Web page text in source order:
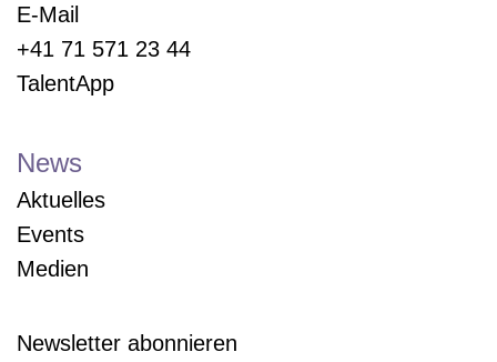
E-Mail
+41 71 571 23 44
TalentApp
News
Aktuelles
Events
Medien
Newsletter abonnieren